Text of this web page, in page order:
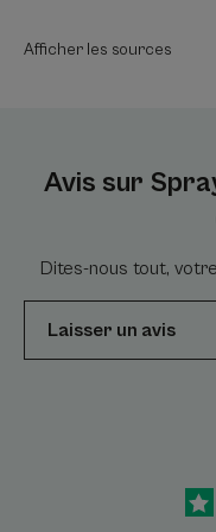
frais immédiat et durable.
* Brevet déposé
Afficher les sources
Avis sur
Dites-nous tout,
Laisser un avis